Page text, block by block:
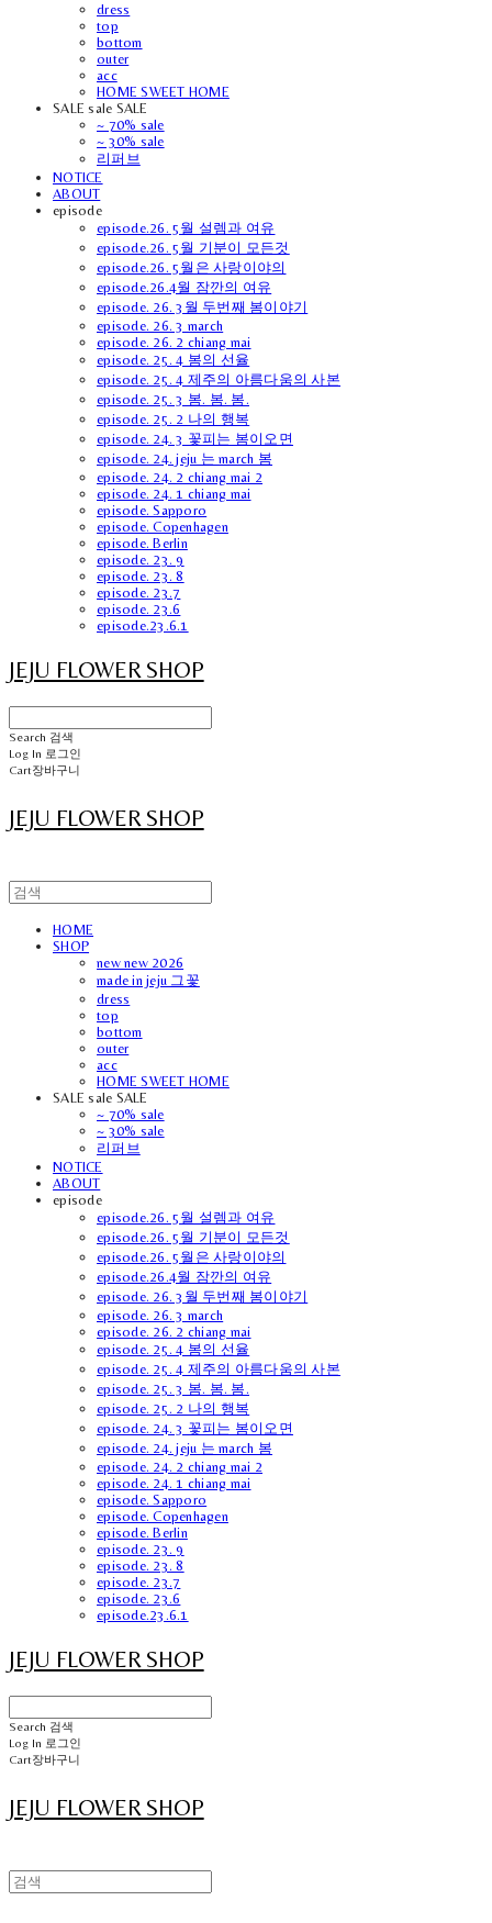
dress
top
bottom
outer
acc
HOME SWEET HOME
SALE sale SALE
~ 70% sale
~ 30% sale
리퍼브
NOTICE
ABOUT
episode
episode.26. 5월 설렘과 여유
episode.26. 5월 기분이 모든것
episode.26. 5월은 사랑이야의
episode.26.4월 잠깐의 여유
episode. 26. 3월 두번째 봄이야기
episode. 26. 3 march
episode. 26. 2 chiang mai
episode. 25. 4 봄의 선율
episode. 25. 4 제주의 아름다움의 사본
episode. 25. 3 봄. 봄. 봄.
episode. 25. 2 나의 행복
episode. 24. 3 꽃피는 봄이오면
episode. 24. jeju 는 march 봄
episode. 24. 2 chiang mai 2
episode. 24. 1 chiang mai
episode. Sapporo
episode. Copenhagen
episode. Berlin
episode. 23. 9
episode. 23. 8
episode. 23.7
episode. 23.6
episode.23.6.1
JEJU FLOWER SHOP
Search 검색
Log In 로그인
Cart장바구니
JEJU FLOWER SHOP
HOME
SHOP
new new 2026
made in jeju 그꽃
dress
top
bottom
outer
acc
HOME SWEET HOME
SALE sale SALE
~ 70% sale
~ 30% sale
리퍼브
NOTICE
ABOUT
episode
episode.26. 5월 설렘과 여유
episode.26. 5월 기분이 모든것
episode.26. 5월은 사랑이야의
episode.26.4월 잠깐의 여유
episode. 26. 3월 두번째 봄이야기
episode. 26. 3 march
episode. 26. 2 chiang mai
episode. 25. 4 봄의 선율
episode. 25. 4 제주의 아름다움의 사본
episode. 25. 3 봄. 봄. 봄.
episode. 25. 2 나의 행복
episode. 24. 3 꽃피는 봄이오면
episode. 24. jeju 는 march 봄
episode. 24. 2 chiang mai 2
episode. 24. 1 chiang mai
episode. Sapporo
episode. Copenhagen
episode. Berlin
episode. 23. 9
episode. 23. 8
episode. 23.7
episode. 23.6
episode.23.6.1
JEJU FLOWER SHOP
Search 검색
Log In 로그인
Cart장바구니
JEJU FLOWER SHOP